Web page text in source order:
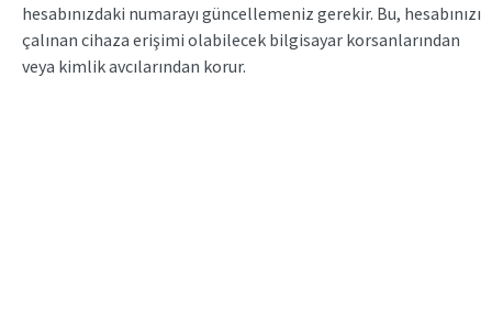
hesabınızdaki numarayı güncellemeniz gerekir. Bu, hesabınızı
çalınan cihaza erişimi olabilecek bilgisayar korsanlarından
veya kimlik avcılarından korur.